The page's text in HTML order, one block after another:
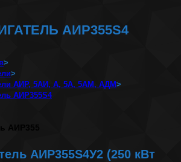
АИР355S4
>
>
АИР, 5АИ, А, 5А, 5АМ, АДМ>
АИР355S4
АИР355S4У2 (250 кВт